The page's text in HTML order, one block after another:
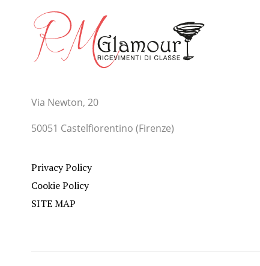
Via Newton, 20
50051 Castelfiorentino (Firenze)
Privacy Policy
Cookie Policy
SITE MAP